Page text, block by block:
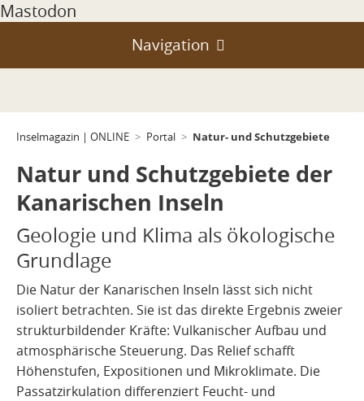
Mastodon
Navigation
Vulkanismus auf Teneriffa
Entstehung
Ausbrüche
Gegenwart
Quellen
Vulkanismus auf Gran Canaria
Vulkanismus auf La Palma
Vulkanismus auf Lanzarote
Vulkanismus auf Fuerteventura
Vulkanismus auf La Gomera
Natur- und Schutzgebiete
Klein-Inseln & Felsen
Geschichte und Atlantikraum
Wirtschaft und Infrastruktur
Alltag und Orientierung
Kultur und Alltag
Teneriffa
La Palma
La Gomera
El Hierro
La Graciosa
Inselmagazin | ONLINE > Portal > Natur- und Schutzgebiete
Natur und Schutzgebiete der
Kanarischen Inseln
Geologie und Klima als ökologische
Grundlage
Die Natur der Kanarischen Inseln lässt sich nicht
isoliert betrachten. Sie ist das direkte Ergebnis zweier
strukturbildender Kräfte: Vulkanischer Aufbau und
atmosphärische Steuerung. Das Relief schafft
Höhenstufen, Expositionen und Mikroklimate. Die
Passatzirkulation differenziert Feucht- und